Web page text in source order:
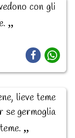
con gli
lieve teme
se germoglia